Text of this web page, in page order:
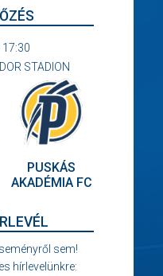
STADION
PUSKÁS
AKADÉMIA FC
sem!
hírlevelünkre: